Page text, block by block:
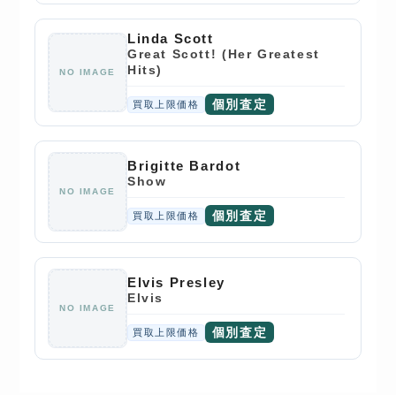
NO IMAGE
Linda Scott
Great Scott! (Her Greatest
Hits)
買取上限価格 個別査定
NO IMAGE
Brigitte Bardot
Show
買取上限価格 個別査定
NO IMAGE
Elvis Presley
Elvis
買取上限価格 個別査定